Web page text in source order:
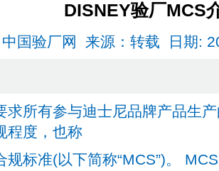
DISNEY验厂MCS
国验厂网 来源：转载 日期:
所有参与迪士尼品牌产品生产
程度，也称
标准(以下简称“MCS”)。